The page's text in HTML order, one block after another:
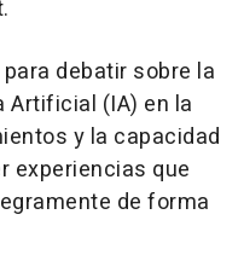
debatir sobre la
Artificial (IA) en la
y la capacidad
experiencias que
de forma